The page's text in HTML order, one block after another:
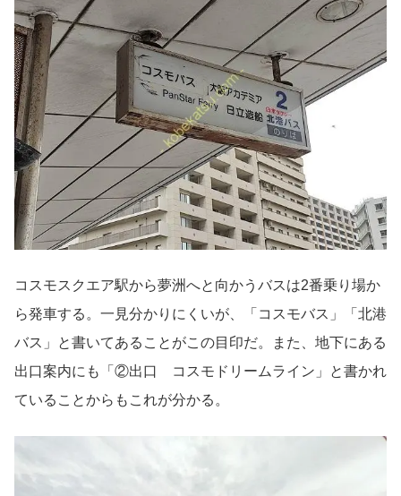
コスモスクエア駅から夢洲へと向かうバスは2番乗り場か
ら発車する。一見分かりにくいが、「コスモバス」「北港
バス」と書いてあることがこの目印だ。また、地下にある
出口案内にも「②出口 コスモドリームライン」と書かれ
ていることからもこれが分かる。